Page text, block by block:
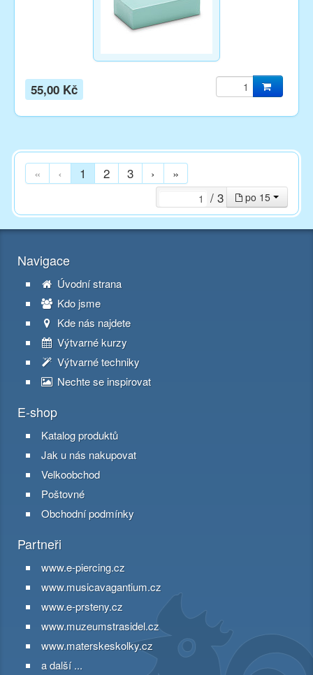
55,00 Kč
« ‹ 1 2 3 › »
po 15
/ 3
Navigace
Úvodní strana
Kdo jsme
Kde nás najdete
Výtvarné kurzy
Výtvarné techniky
Nechte se inspirovat
E-shop
Katalog produktů
Jak u nás nakupovat
Velkoobchod
Poštovné
Obchodní podmínky
Partneři
www.e-piercing.cz
www.musicavagantium.cz
www.e-prsteny.cz
www.muzeumstrasidel.cz
www.materskeskolky.cz
a další ...